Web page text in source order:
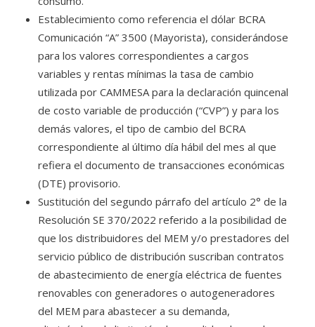
Establecimiento como referencia el dólar BCRA
Comunicación “A” 3500 (Mayorista), considerándose
para los valores correspondientes a cargos
variables y rentas mínimas la tasa de cambio
utilizada por CAMMESA para la declaración quincenal
de costo variable de producción (“CVP”) y para los
demás valores, el tipo de cambio del BCRA
correspondiente al último día hábil del mes al que
refiera el documento de transacciones económicas
(DTE) provisorio.
Sustitución del segundo párrafo del artículo 2° de la
Resolución SE 370/2022 referido a la posibilidad de
que los distribuidores del MEM y/o prestadores del
servicio público de distribución suscriban contratos
de abastecimiento de energía eléctrica de fuentes
renovables con generadores o autogeneradores
del MEM para abastecer a su demanda,